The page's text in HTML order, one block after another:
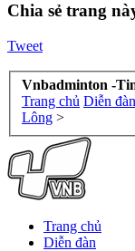
Chia sẻ trang
Tweet
Vnbadminton -
Trang chủ Diễn đàn
Lông >
Trang chủ
Diễn đàn